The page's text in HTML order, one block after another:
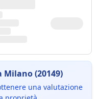
(20149)
una valutazione